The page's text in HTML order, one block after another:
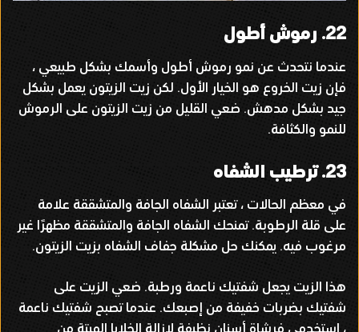
22. رموش أطول
عندما نتحدث عن نمو رموش أطول وأسمك بشكل طبيعي ،
فإن زيت الخروع هو الخيار الأول. لكن زيت الزيتون يعمل بشكل
جيد بشكل مدهش. ضعي القليل من زيت الزيتون على الرموش
للنمو والكثافة.
23. ترطيب الشفاه
في معظم الحالات ، تعتبر الشفاه الجافة والمتشققة علامة
على قلة الرطوبة.تمنحك الشفاه الجافة والمتشققة مظهرًا غير
مرغوب فيه. يمكنك حل مشكلة جفاف الشفاه بزيت الزيتون.
هذا الزيت يجعل شفتيك ناعمة ورطبة. ضعي الزيت على
شفتيك بضربات خفيفة من إصبعك. عندما تصبح شفتيك ناعمة
، استخدمي فرشاة أسنان نظيفة لإزالة الخلايا الميتة من